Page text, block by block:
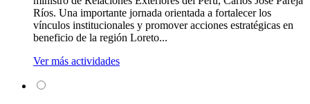
Ríos. Una importante jornada orientada a fortalecer los
vínculos institucionales y promover acciones estratégicas en
beneficio de la región Loreto...
Ver más actividades